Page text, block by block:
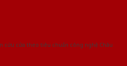
cứu cửa theo tiêu chuẩn công nghệ Châu